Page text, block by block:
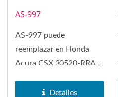
AS-997
AS-997 puede
reemplazar en Honda
Acura CSX 30520-RRA-
Encendido. La bobina de
Detalles